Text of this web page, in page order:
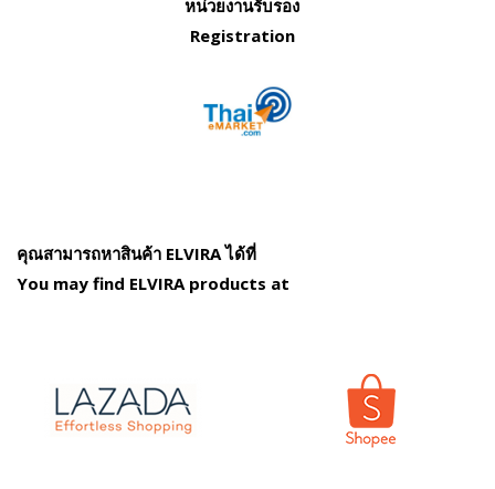
หน่วยงานรับรอง
Registration
คุณสามารถหาสินค้า ELVIRA ได้ที่
You may find ELVIRA products at